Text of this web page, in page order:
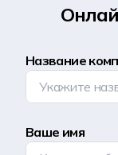
Название
Ваше имя